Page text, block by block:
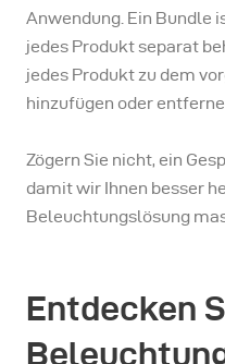
Anwendung. Ein Bundle
jedes Produkt separat
jedes Produkt zu dem
hinzufügen oder
Zögern Sie nicht, ein
damit wir Ihnen besser
Beleuchtungslösung
Entdecken